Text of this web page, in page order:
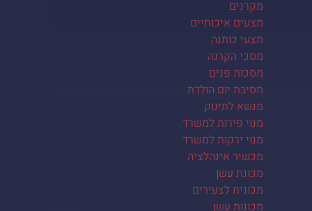
מקרנים
מצעים איכותיים
מצעי כותנה
מסכי הקרנה
מסכות פנים
מסיבת יום הולדת
מנשא לתינוק
מנוי פירות למשרד
מנוי ירקות למשרד
מכשיר אינהלציה
מכונת עשן
מכונית לצעירים
מכונות עשן